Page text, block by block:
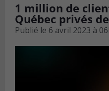
1 million de
Québec privés
Publié le 6 avril 2023 à